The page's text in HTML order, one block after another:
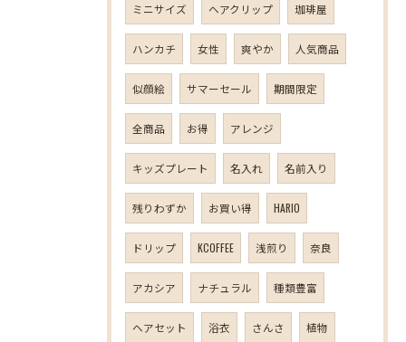
ミニサイズ ヘアクリップ 珈琲屋
ハンカチ 女性 爽やか 人気商品
似顔絵 サマーセール 期間限定
全商品 お得 アレンジ
キッズプレート 名入れ 名前入り
残りわずか お買い得 HARIO
ドリップ KCOFFEE 浅煎り 奈良
アカシア ナチュラル 種類豊富
ヘアセット 浴衣 さんさ 植物